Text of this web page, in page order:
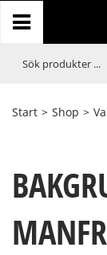
Start > Shop >